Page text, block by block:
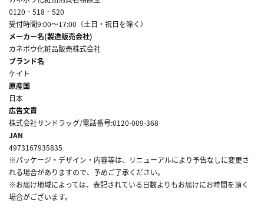
0120‐518‐520
受付時間9:00～17:00（土日・祝日を除く）
メーカー名(製造販売会社)
カネボウ化粧品販売株式会社
ブランド名
ケイト
原産国
日本
広告文責
株式会社サンドラッグ/電話番号:0120-009-368
JAN
4973167935835
※パッケージ・デザイン・内容等は、リニューアルにより予告なしに変更さ
れる場合がありますので、予めご了承ください。
※お届け地域によっては、表記されている日数よりもお届けにお時間を頂く
場合がございます。